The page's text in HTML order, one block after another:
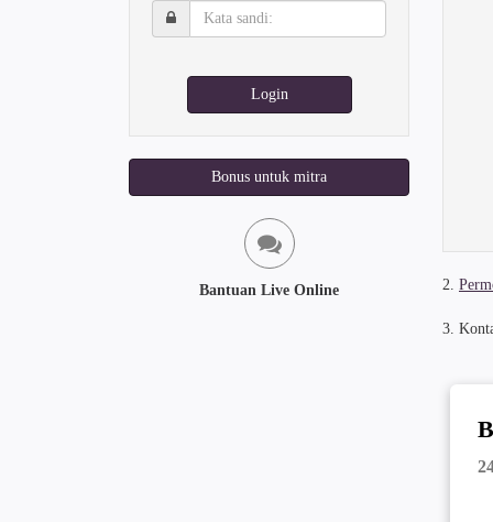
Kata
sandi:
Login
Bonus untuk mitra
Bantuan Live Online 2.
3.